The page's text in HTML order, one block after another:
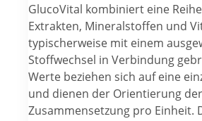
GlucoVital kombiniert eine
Extrakten, Mineralstoffen und
typischerweise mit einem
Stoffwechsel in Verbindung
Werte beziehen sich auf eine
und dienen der Orientierung der
Zusammensetzung pro Einheit.